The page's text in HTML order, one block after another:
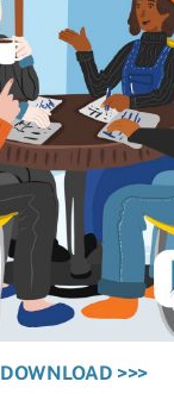
DOWNLOAD >>>